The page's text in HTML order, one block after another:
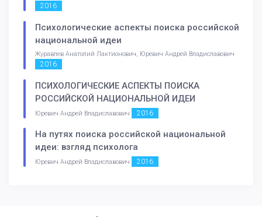
2016
Психологические аспекты поиска российской
национальной идеи
Журавлев Анатолий Лактионович, Юревич Андрей Владиславович
2016
ПСИХОЛОГИЧЕСКИЕ АСПЕКТЫ ПОИСКА
РОССИЙСКОЙ НАЦИОНАЛЬНОЙ ИДЕИ
Юревич Андрей Владиславович 2016
На путях поиска российской национальной
идеи: взгляд психолога
Юревич Андрей Владиславович 2016